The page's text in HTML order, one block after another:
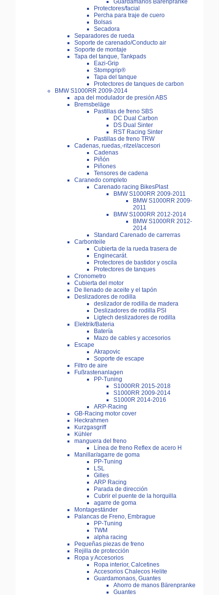
Guardamanos Bärenpranke
Protectores/facial
Percha para traje de cuero
Bolsas
Secadora
Separadores de rueda
Soporte de carenado/Conducto air
Soporte de montaje
Tapa del tanque, Tankpads
Eazi-Grip
Stompgrip®
Tapa del tanque
Protectores de tanques de carbon
BMW S1000RR 2009-2014
apa del modulador de presión ABS
Bremsbeläge
Pastillas de freno SBS
DC Dual Carbon
DS Dual Sinter
RST Racing Sinter
Pastillas de freno TRW
Cadenas, ruedas,-ritzel/accesori
Cadenas
Piñón
Piñones
Tensores de cadena
Caranedo completo
Carenado racing BikesPlast
BMW S1000RR 2009-2011
BMW S1000RR 2009-
2011
BMW S1000RR 2012-2014
BMW S1000RR 2012-
2014
Standard Carenado de carrerras
Carbonteile
Cubierta de la rueda trasera de
Enginecarát.
Protectores de bastidor y oscila
Protectores de tanques
Cronometro
Cubierta del motor
De llenado de aceite y el tapón
Deslizadores de rodilla
deslizador de rodilla de madera
Deslizadores de rodilla PSI
Ligtech deslizadores de rodilla
Elektrik/Bateria
Batería
Mazo de cables y accesorios
Escape
Akrapovic
Soporte de escape
Filtro de aire
Fußrastenanlagen
PP-Tuning
S1000RR 2015-2018
S1000RR 2009-2014
S1000R 2014-2016
ARP-Racing
GB-Racing motor cover
Heckrahmen
Kurzgasgriff
Kühler
manguera del freno
Línea de freno Reflex de acero H
Manillar/agarre de goma
PP-Tuning
LSL
Gilles
ARP Racing
Parada de dirección
Cubrir el puente de la horquilla
agarre de goma
Montageständer
Palancas de Freno, Embrague
PP-Tuning
TWM
alpha racing
Pequeñas piezas de freno
Rejilla de protección
Ropa y Accesorios
Ropa interior, Calcetines
Accesorios Chalecos Helite
Guardamonaos, Guantes
Ahorro de manos Bärenpranke
Guantes